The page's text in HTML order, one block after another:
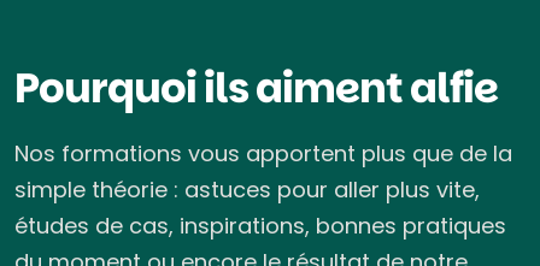
Pourquoi ils aiment alfie
Nos formations vous apportent plus que de la
simple théorie : astuces pour aller plus vite,
études de cas, inspirations, bonnes pratiques